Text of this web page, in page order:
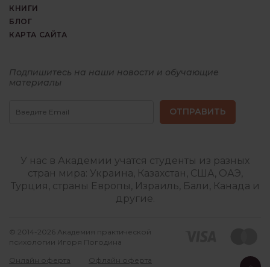
Подпишитесь на наши новости и обучающие
материалы
КНИГИ
БЛОГ
КАРТА САЙТА
Гештальт
терапия
Курсы
и
гештальт
У нас в Академии учатся студенты из разных
стран мира: Украина, Казахстан, США, ОАЭ,
Турция, страны Европы, Израиль, Бали, Канада и
другие.
© 2014-2026 Академия практической
психологии Игоря Погодина
Онлайн оферта
Офлайн оферта